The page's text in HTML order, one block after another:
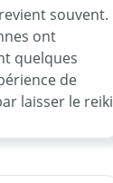
souvent.
ont
quelques
de
laisser le reiki